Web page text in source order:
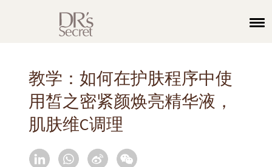
教学：如何在护肤程序中使
用皙之密紧颜焕亮精华液，
肌肤维C调理